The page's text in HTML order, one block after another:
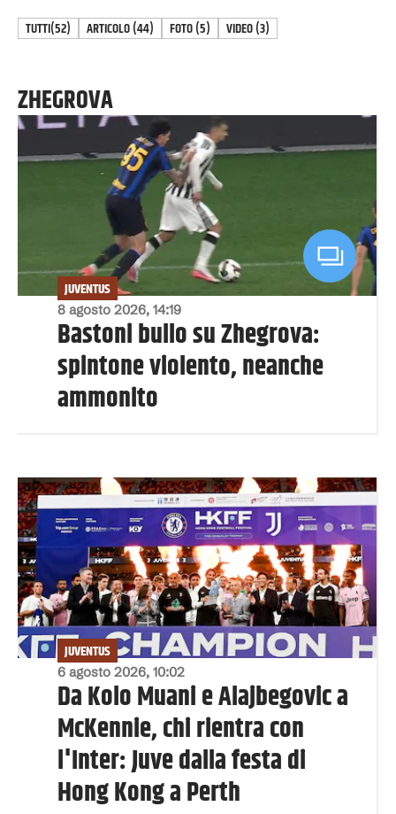
TUTTI(52) ARTICOLO(44) FOTO(5) VIDEO(3)
ZHEGROVA
8 agosto 2026, 14:19
JUVENTUS
Bastoni bullo su Zhegrova:
spintone violento, neanche
ammonito
6 agosto 2026, 10:02
JUVENTUS
Da Kolo Muani e Alajbegovic a
McKennie, chi rientra con
l'Inter: Juve dalla festa di
Hong Kong a Perth